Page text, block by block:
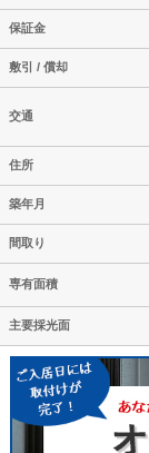
保証金
敷引 / 償却
交通
住所
築年月
間取り
専有面積
主要採光面